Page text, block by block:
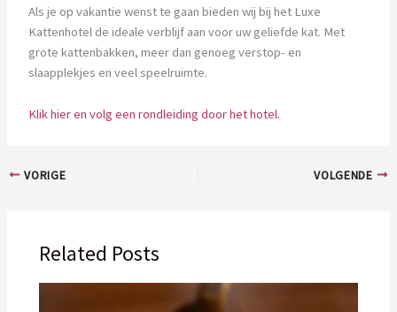
Als je op vakantie wenst te gaan bieden wij bij het Luxe
Kattenhotel de ideale verblijf aan voor uw geliefde kat. Met
grote kattenbakken, meer dan genoeg verstop- en
slaapplekjes en veel speelruimte.
Klik hier en volg een rondleiding door het hotel.
VORIGE VOLGENDE
Related Posts